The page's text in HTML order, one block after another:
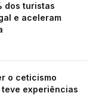
dos turistas
e aceleram
o ceticismo
experiências